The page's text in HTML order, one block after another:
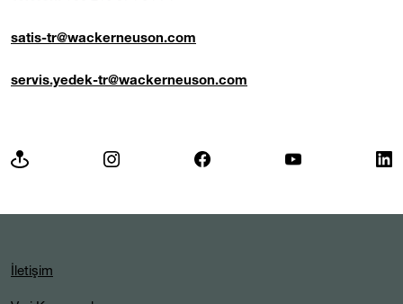
satis-tr@wackerneuson.com
servis.yedek-tr@wackerneuson.com
İletişim